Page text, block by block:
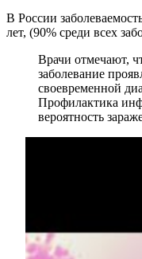
В России
лет, (90% среди всех
Врачи отмечают,
заболевание
своевременной
Профилактика
вероятность